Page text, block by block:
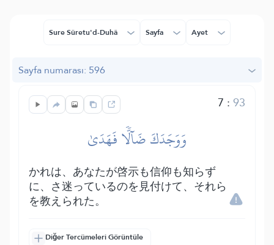
Sure Sûretu'd-Duhâ Sayfa Ayet
Sayfa numarası: 596
7 :93
وَوَجَدَكَ ضَآلّٗا فَهَدَىٰ
かれは、あなたが啓示も信仰も知らず
に、さ迷っているのを見付けて、それら
を教えられた。
Diğer Tercümeleri Görüntüle